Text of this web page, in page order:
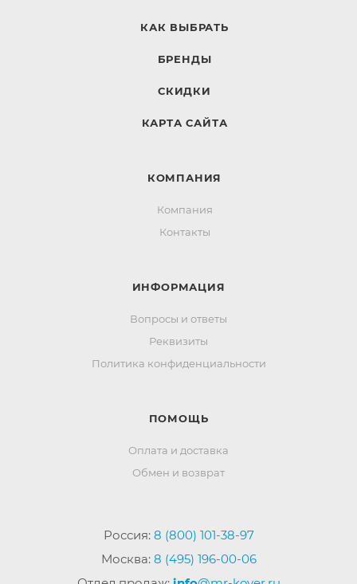
КАК ВЫБРАТЬ
БРЕНДЫ
СКИДКИ
КАРТА САЙТА
КОМПАНИЯ
Компания
Контакты
ИНФОРМАЦИЯ
Вопросы и ответы
Реквизиты
Политика конфиденциальности
ПОМОЩЬ
Оплата и доставка
Обмен и возврат
Россия: 8 (800) 101-38-97
Москва: 8 (495) 196-00-06